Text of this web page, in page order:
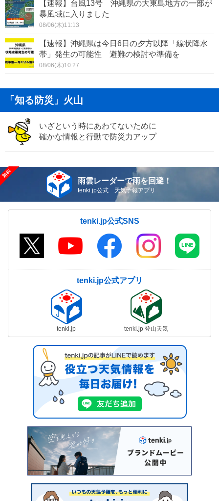
【速報】台風13号 沖縄県の大東島地方の一部が
暴風域に入りました
08/06(木)11:13
【速報】沖縄県は今日6日の夕方以降「線状降水
帯」発生の可能性 避難の検討や準備を
08/06(木)10:27
「知る防災」火山
いざという時にあわてないために
確かな情報と行動で防災力アップ
雨雲レーダーで雨を回避！
tenki.jp公式 天気予報アプリ
tenki.jp公式SNS
tenki.jp公式アプリ
tenki.jp tenki.jp 登山天気